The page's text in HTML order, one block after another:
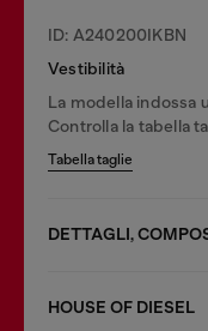
ID: A240200IKBN
Vestibilità
La modella indossa
Controlla la tabella
Tabella taglie
DETTAGLI,
HOUSE OF DIESEL